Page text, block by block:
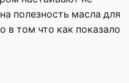
полезность масла для
в том что как показало